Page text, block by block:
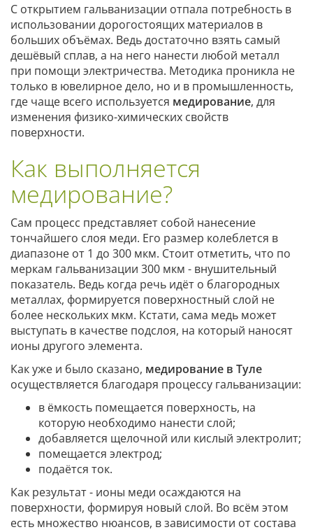
С открытием гальванизации отпала потребность в
использовании дорогостоящих материалов в
больших объёмах. Ведь достаточно взять самый
дешёвый сплав, а на него нанести любой металл
при помощи электричества. Методика проникла не
только в ювелирное дело, но и в промышленность,
где чаще всего используется медирование, для
изменения физико-химических свойств
поверхности.
Как выполняется
медирование?
Сам процесс представляет собой нанесение
тончайшего слоя меди. Его размер колеблется в
диапазоне от 1 до 300 мкм. Стоит отметить, что по
меркам гальванизации 300 мкм - внушительный
показатель. Ведь когда речь идёт о благородных
металлах, формируется поверхностный слой не
более нескольких мкм. Кстати, сама медь может
выступать в качестве подслоя, на который наносят
ионы другого элемента.
Как уже и было сказано, медирование в Туле
осуществляется благодаря процессу гальванизации:
в ёмкость помещается поверхность, на
которую необходимо нанести слой;
добавляется щелочной или кислый электролит;
помещается электрод;
подаётся ток.
Как результат - ионы меди осаждаются на
поверхности, формируя новый слой. Во всём этом
есть множество нюансов, в зависимости от состава